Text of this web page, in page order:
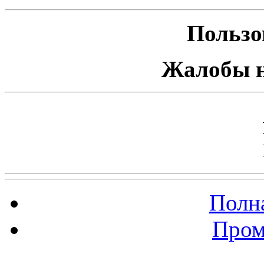
Жалобы